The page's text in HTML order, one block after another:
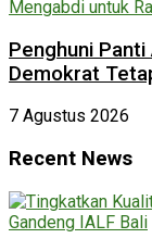
Penghuni
Demokrat
7 Agustus 2026
Recent News